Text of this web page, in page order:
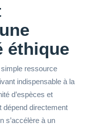
éthique
simple ressource
indispensable à la
d’espèces et
dépend directement
s’accélère à un